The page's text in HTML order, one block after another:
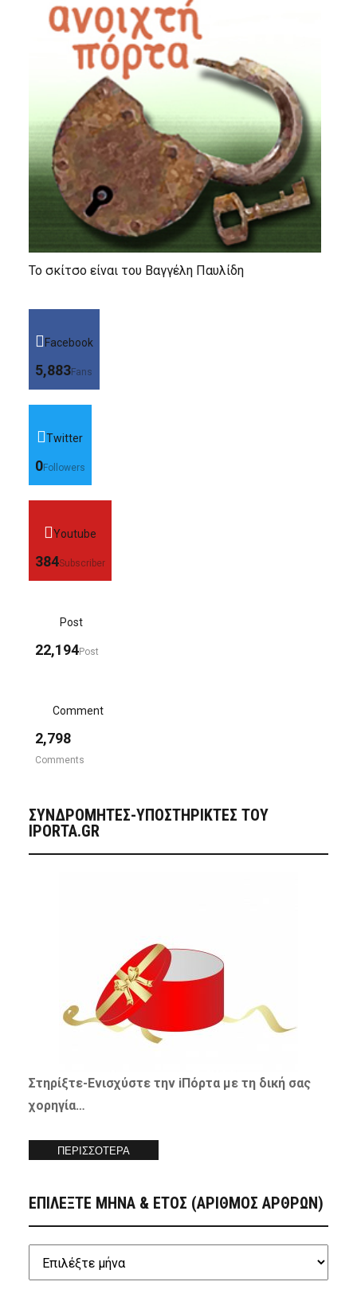
Το σκίτσο είναι του Βαγγέλη Παυλίδη
Facebook
5,883Fans
Twitter
0Followers
Youtube
384Subscriber
Post
22,194Post
Comment
2,798
Comments
ΣΥΝΔΡΟΜΗΤΈΣ-ΥΠΟΣΤΗΡΙΚΤΈΣ ΤΟΥ
IPORTA.GR
Στηρίξτε-Ενισχύστετην iΠόρτα με τη δική σας
χορηγία…
ΠΕΡΙΣΣΟΤΕΡΑ
ΕΠΙΛΕΞΤΕ ΜΗΝΑ & ΕΤΟΣ (ΑΡΙΘΜΟΣ ΑΡΘΡΩΝ)